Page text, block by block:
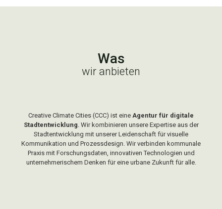
Was
wir anbieten
Creative Climate Cities (CCC) ist eine Agentur für digitale
Stadtentwicklung. Wir kombinieren unsere Expertise aus der
Stadtentwicklung mit unserer Leidenschaft für visuelle
Kommunikation und Prozessdesign. Wir verbinden kommunale
Praxis mit Forschungsdaten, innovativen Technologien und
unternehmerischem Denken für eine urbane Zukunft für alle.